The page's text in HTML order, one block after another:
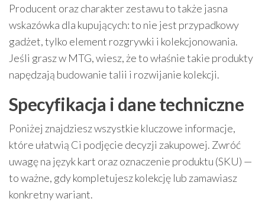
Producent oraz charakter zestawu to także jasna
wskazówka dla kupujących: to nie jest przypadkowy
gadżet, tylko element rozgrywki i kolekcjonowania.
Jeśli grasz w MTG, wiesz, że to właśnie takie produkty
napędzają budowanie talii i rozwijanie kolekcji.
Specyfikacja i dane techniczne
Poniżej znajdziesz wszystkie kluczowe informacje,
które ułatwią Ci podjęcie decyzji zakupowej. Zwróć
uwagę na język kart oraz oznaczenie produktu (SKU) —
to ważne, gdy kompletujesz kolekcję lub zamawiasz
konkretny wariant.